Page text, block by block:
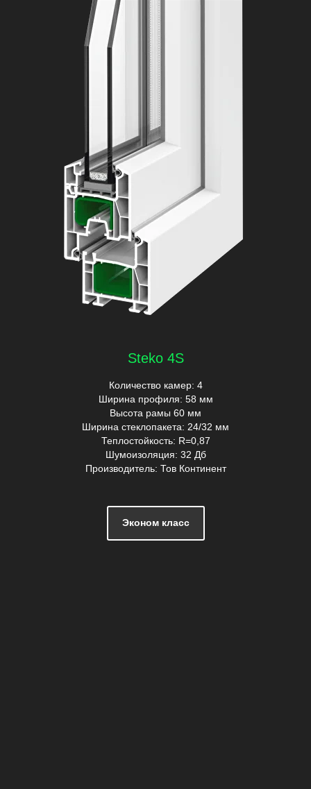
Steko 4S
Количество камер: 4
Ширина профиля: 58 мм
Высота рамы 60 мм
Ширина стеклопакета: 24/32 мм
Теплостойкость: R=0,87
Шумоизоляция: 32 Дб
Производитель: Тов Континент
Эконом класс